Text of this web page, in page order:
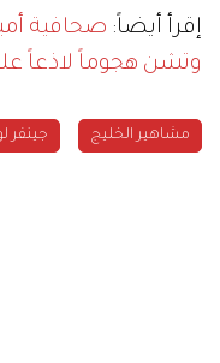
إقرأ أيضاً: صحافية
وتشن هجوماً لاذعاً
مشاهير الخليج جينفر